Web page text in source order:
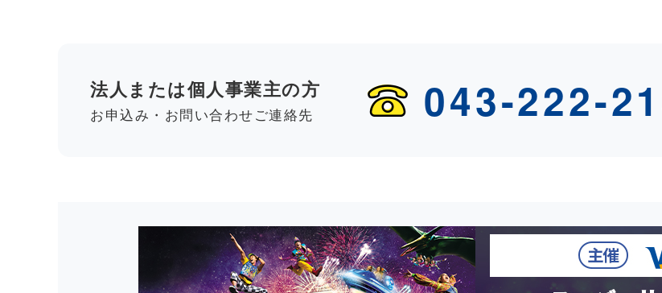
法人または個人事業主の方
お申込み・お問い合わせご連絡先 043-222-